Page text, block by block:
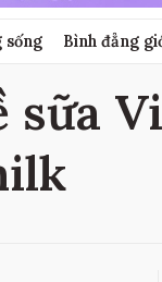
sống Bình đẳng
sữa